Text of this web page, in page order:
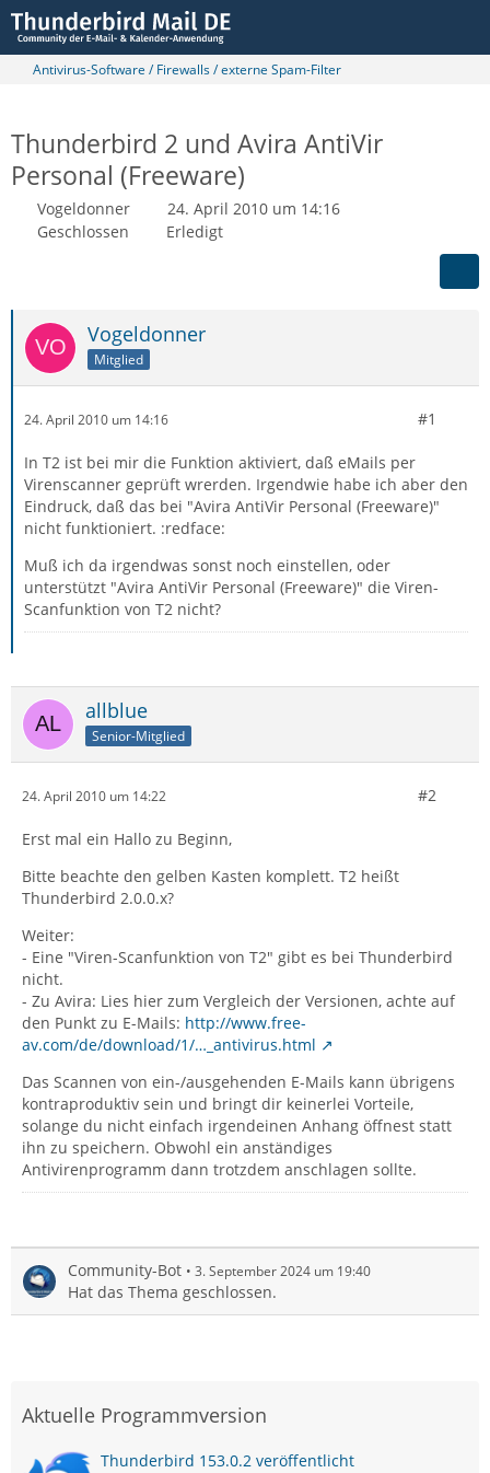
Antivirus-Software / Firewalls / externe Spam-Filter
Thunderbird 2 und Avira AntiVir
Personal (Freeware)
Vogeldonner
24. April 2010 um 14:16
Geschlossen
Erledigt
Vogeldonner
Mitglied
24. April 2010 um 14:16 #1
In T2 ist bei mir die Funktion aktiviert, daß eMails per
Virenscanner geprüft wrerden. Irgendwie habe ich aber den
Eindruck, daß das bei "Avira AntiVir Personal (Freeware)"
nicht funktioniert. :redface:
Muß ich da irgendwas sonst noch einstellen, oder
unterstützt "Avira AntiVir Personal (Freeware)" die Viren-
Scanfunktion von T2 nicht?
allblue
Senior-Mitglied
24. April 2010 um 14:22 #2
Erst mal ein Hallo zu Beginn,
Bitte beachte den gelben Kasten komplett. T2 heißt
Thunderbird 2.0.0.x?
Weiter:
- Eine "Viren-Scanfunktion von T2" gibt es bei Thunderbird
nicht.
- Zu Avira: Lies hier zum Vergleich der Versionen, achte auf
den Punkt zu E-Mails: http://www.free-
av.com/de/download/1/…_antivirus.html
Das Scannen von ein-/ausgehenden E-Mails kann übrigens
kontraproduktiv sein und bringt dir keinerlei Vorteile,
solange du nicht einfach irgendeinen Anhang öffnest statt
ihn zu speichern. Obwohl ein anständiges
Antivirenprogramm dann trotzdem anschlagen sollte.
Community-Bot 3. September 2024 um 19:40
Hat das Thema geschlossen.
Aktuelle Programmversion
Thunderbird 153.0.2 veröffentlicht